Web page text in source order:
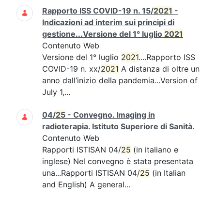
Rapporto ISS COVID-19 n. 15/2021 -
Indicazioni ad interim sui principi di
gestione...Versione del 1° luglio 2021
Contenuto Web
Versione del 1° luglio 2021....Rapporto ISS
COVID-19 n. xx/2021 A distanza di oltre un
anno dall’inizio della pandemia...Version of
July 1,...
04/25 - Convegno. Imaging in
radioterapia. Istituto Superiore di Sanità.
Contenuto Web
Rapporti ISTISAN 04/25 (in italiano e
inglese) Nel convegno è stata presentata
una...Rapporti ISTISAN 04/25 (in Italian
and English) A general...